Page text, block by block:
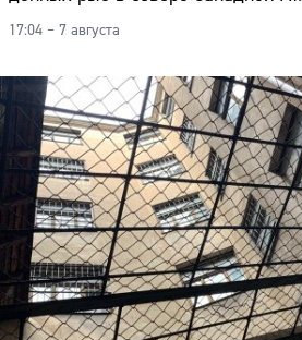
17:04 – 7 августа